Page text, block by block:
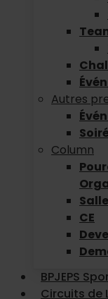
Autres
Column
CE
BPJEPS
Circuits de